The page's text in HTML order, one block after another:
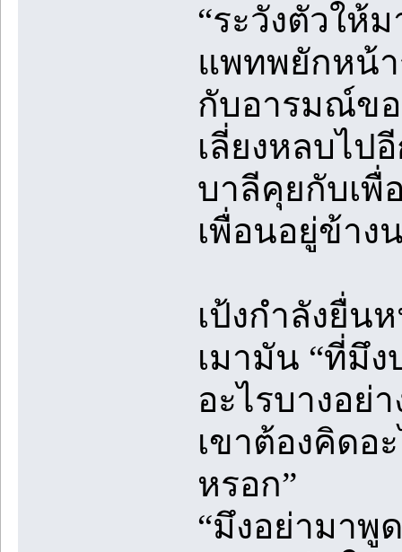
“ระวังตัวให้ม
แพทพยักหน้า
กับอารมณ์ขอ
เลี่ยงหลบไป
บาลีคุยกับเพื่
เพื่อนอยู่ข้าง
เป้งกำลังยื่น
เมามัน “ที่มึง
อะไรบางอย่
เขาต้องคิดอ
หรอก”
“มึงอย่ามาพู